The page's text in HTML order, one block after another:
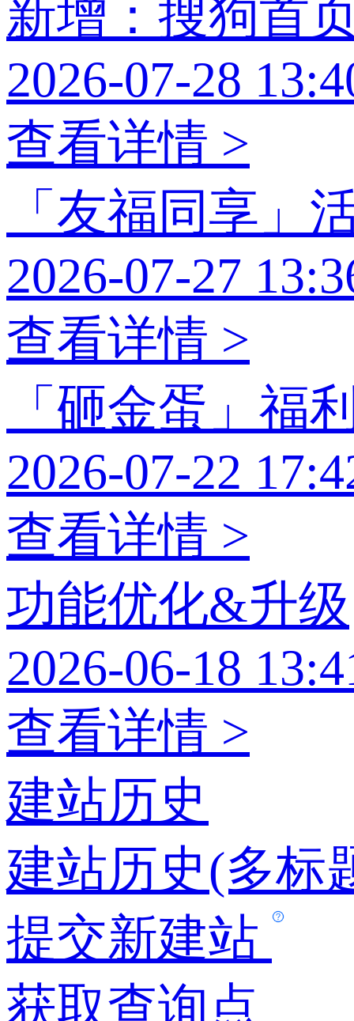
新增：搜狗首
2026-07-28
查看详情 >
「友福同享」
2026-07-27
查看详情 >
「砸金蛋」福
2026-07-22
查看详情 >
功能优化&升级
2026-06-18
查看详情 >
建站历史
建站历史(多标
提交新建站
获取查询点